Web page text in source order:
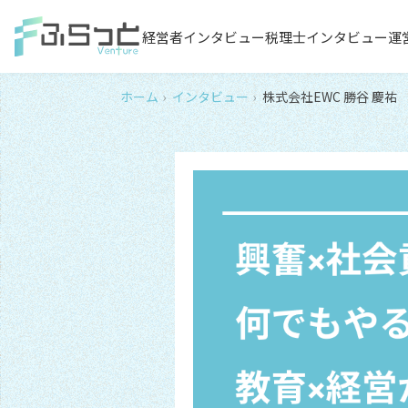
経営者インタビュー税理士インタビュー運
ホーム インタビュー 株式会社EWC 勝谷 慶祐